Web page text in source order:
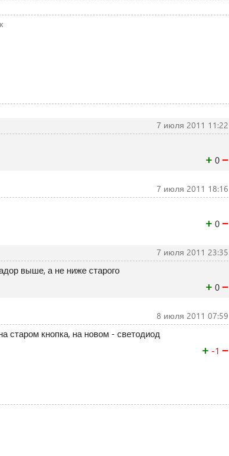
7 июля 2011 11:22
+ 0 −
7 июля 2011 18:16
+ 0 −
7 июля 2011 23:35
выше, а не ниже старого
+ 0 −
8 июля 2011 07:59
старом кнопка, на новом - светодиод
+ -1 −